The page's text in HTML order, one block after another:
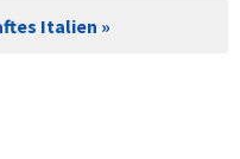
Italien